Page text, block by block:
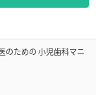
のための 小児歯科マニ